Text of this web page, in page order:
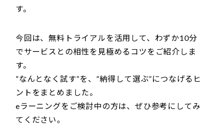
す。
今回は、無料トライアルを活用して、わずか10分
でサービスとの相性を見極めるコツをご紹介しま
す。
“なんとなく試す”を、“納得して選ぶ”につなげるヒ
ントをまとめました。
eラーニングをご検討中の方は、ぜひ参考にしてみ
てください。